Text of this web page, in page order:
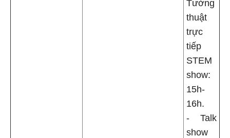
Tường
thuật
trực
tiếp
STEM
show:
15h-
16h.
- Talk
show